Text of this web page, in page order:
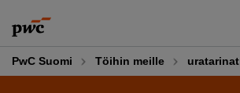
to
content
to
footer
PwC Suomi Töihin meille uratarinat